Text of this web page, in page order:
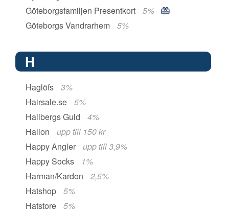
Göteborgsfamiljen Presentkort
5%
Göteborgs Vandrarhem
5%
H
Haglöfs
3%
Hairsale.se
5%
Hallbergs Guld
4%
Hallon
upp till 150 kr
Happy Angler
upp till 3,9%
Happy Socks
1%
Harman/Kardon
2,5%
Hatshop
5%
Hatstore
5%